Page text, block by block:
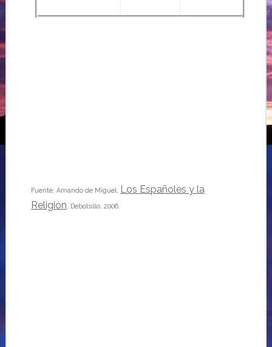
Fuente: Amando de Miguel,
Los Españoles y la
Religión , Debolsillo, 2006.